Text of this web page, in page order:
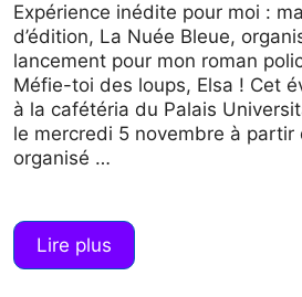
Expérience inédite pour moi :
d’édition, La Nuée Bleue,
lancement pour mon roman
Méfie-toi des loups, Elsa ! Cet
à la cafétéria du Palais
le mercredi 5 novembre à partir
organisé …
Lire plus